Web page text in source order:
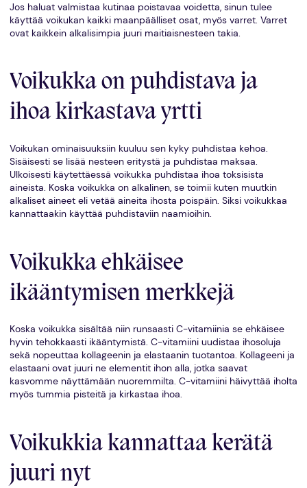
Jos haluat valmistaa kutinaa poistavaa voidetta, sinun tulee
käyttää voikukan kaikki maanpäälliset osat, myös varret. Varret
ovat kaikkein alkalisimpia juuri maitiaisnesteen takia.
Voikukka on puhdistava ja
ihoa kirkastava yrtti
Voikukan ominaisuuksiin kuuluu sen kyky puhdistaa kehoa.
Sisäisesti se lisää nesteen eritystä ja puhdistaa maksaa.
Ulkoisesti käytettäessä voikukka puhdistaa ihoa toksisista
aineista. Koska voikukka on alkalinen, se toimii kuten muutkin
alkaliset aineet eli vetää aineita ihosta poispäin. Siksi voikukkaa
kannattaakin käyttää puhdistaviin naamioihin.
Voikukka ehkäisee
ikääntymisen merkkejä
Koska voikukka sisältää niin runsaasti C-vitamiinia se ehkäisee
hyvin tehokkaasti ikääntymistä. C-vitamiini uudistaa ihosoluja
sekä nopeuttaa kollageenin ja elastaanin tuotantoa. Kollageeni ja
elastaani ovat juuri ne elementit ihon alla, jotka saavat
kasvomme näyttämään nuoremmilta. C-vitamiini häivyttää iholta
myös tummia pisteitä ja kirkastaa ihoa.
Voikukkia kannattaa kerätä
juuri nyt